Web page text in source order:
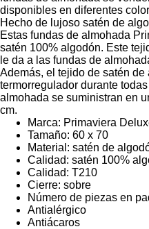
disponibles en diferentes
Hecho de lujoso satén de
Estas fundas de almohada
satén 100% algodón. Este
le da a las fundas de
Además, el tejido de satén
termorregulador durante
almohada se suministran en
cm.
Marca: Primaviera
Tamaño: 60 x 70
Material: satén de
Calidad: satén 100%
Calidad: T210
Cierre: sobre
Número de piezas en
Antialérgico
Antiácaros